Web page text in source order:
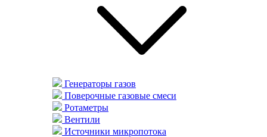
Генераторы газов
Поверочные газовые смеси
Ротаметры
Вентили
Источники микропотока